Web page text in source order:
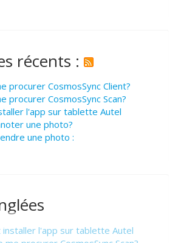
récents :
procurer CosmosSync Client?
procurer CosmosSync Scan?
l'app sur tablette Autel
une photo?
une photo :
installer l'app sur tablette Autel